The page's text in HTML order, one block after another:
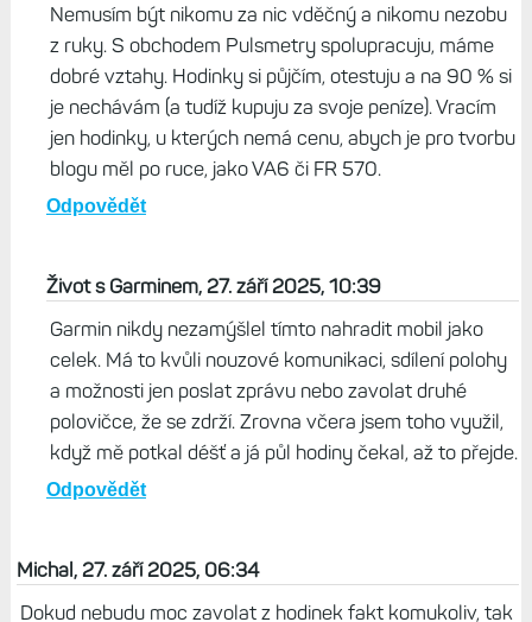
Nemusím být nikomu za nic vděčný a nikomu nezobu
z ruky. S obchodem Pulsmetry spolupracuju, máme
dobré vztahy. Hodinky si půjčím, otestuju a na 90 % si
je nechávám (a tudíž kupuju za svoje peníze). Vracím
jen hodinky, u kterých nemá cenu, abych je pro tvorbu
blogu měl po ruce, jako VA6 či FR 570.
Odpovědět
Život s Garminem, 27. září 2025, 10:39
Garmin nikdy nezamýšlel tímto nahradit mobil jako
celek. Má to kvůli nouzové komunikaci, sdílení polohy
a možnosti jen poslat zprávu nebo zavolat druhé
polovičce, že se zdrží. Zrovna včera jsem toho využil,
když mě potkal déšť a já půl hodiny čekal, až to přejde.
Odpovědět
Michal, 27. září 2025, 06:34
Dokud nebudu moc zavolat z hodinek fakt komukoliv, tak